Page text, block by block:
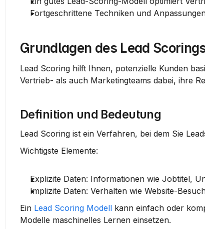
Fortgeschrittene Techniken und
Grundlagen des Lead
Lead Scoring hilft Ihnen, potenzielle Kunden
Vertrieb- als auch Marketingteams dabei, ihre
Definition und Bedeutung
Lead Scoring ist ein Verfahren, bei dem Sie
Wichtigste Elemente:
Explizite Daten: Informationen wie Jobtitel,
Implizite Daten: Verhalten wie Website-
Ein Lead Scoring Modell kann einfach oder
Modelle maschinelles Lernen einsetzen.